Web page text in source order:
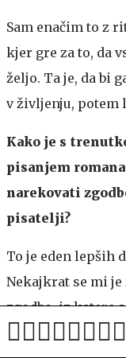
Sam enačim to z
kjer gre za to, da
željo. Ta je, da bi
v življenju, potem
Kako je s
pisanjem
narekovati
pisatelji?
To je eden lepših
Nekajkrat se mi je
zgodbo, iz katere